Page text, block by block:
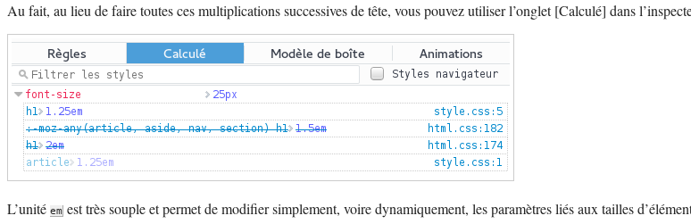
Au fait, au lieu de faire toutes ces multiplications successives de tête, vous pouvez utiliser l’onglet [Calculé] dans
L’unité em est très souple et permet de modifier simplement, voire dynamiquement, les paramètres liés aux tailles